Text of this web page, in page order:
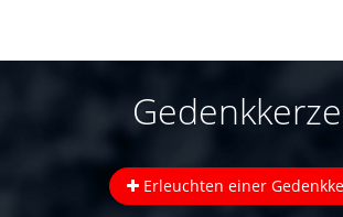
Erleuchten einer